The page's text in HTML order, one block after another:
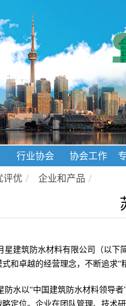
行业协会 协会工作
评优 / 企业和产品 /
星建筑防水材料有限公司（以下
和卓越的经营理念，不断追求“
防水以“中国建筑防水材料领导
定位。企业在团队管理、技术